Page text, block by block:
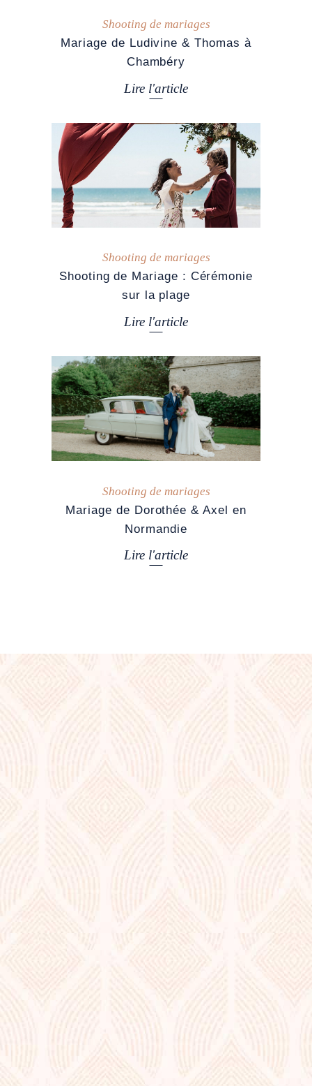
Shooting de mariages
Mariage de Ludivine & Thomas à
Chambéry
Lire l'article
Shooting de mariages
Shooting de Mariage : Cérémonie
sur la plage
Lire l'article
Shooting de mariages
Mariage de Dorothée & Axel en
Normandie
Lire l'article